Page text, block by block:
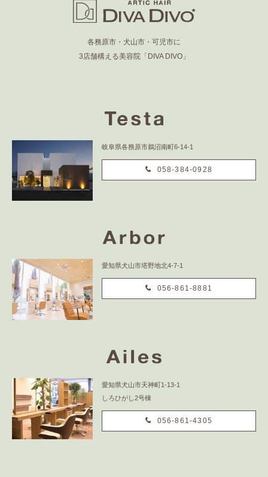
各務原市・犬山市・可児市に
3店舗構える美容院「DIVA DIVO」
岐阜県各務原市鵜沼南町6-14-1
058-384-0928
愛知県犬山市塔野地北4-7-1
056-861-8881
愛知県犬山市天神町1-13-1
しろひがし2号棟
056-861-4305